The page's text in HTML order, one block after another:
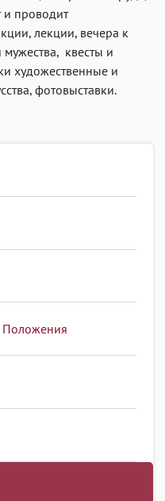
и проводит
лекции, вечера к
квесты и
художественные и
фотовыставки.
Положения